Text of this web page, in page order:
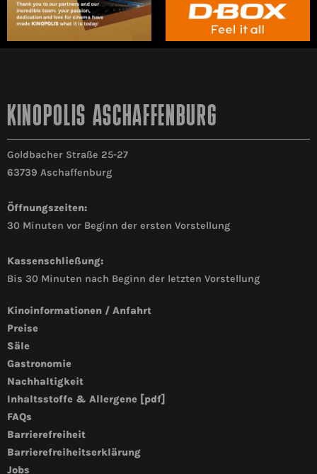
KINOPOLIS ASCHAFFENBURG
Goldbacher Straße 25-27
63739 Aschaffenburg
Öffnungszeiten:
30 Minuten vor Beginn der ersten Vorstellung
Kassenschließung:
Bis 30 Minuten nach Beginn der letzten Vorstellung
Kinoinformationen / Anfahrt
Preise
Säle
Gastronomie
Nachhaltigkeit
Inhaltsstoffe & Allergene [pdf]
FAQs
Barrierefreiheit
Barrierefreiheitserklärung
Jobs